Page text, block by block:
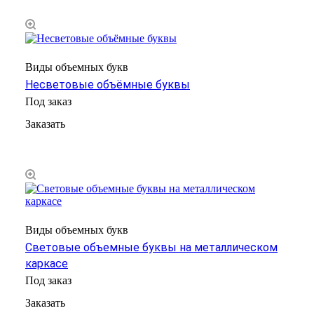
Виды объемных букв
Несветовые объёмные буквы
Под заказ
Заказать
Виды объемных букв
Световые объемные буквы на металлическом
каркасе
Под заказ
Заказать